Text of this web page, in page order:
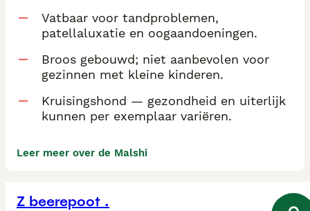
Vatbaar voor tandproblemen,
patellaluxatie en oogaandoeningen.
Broos gebouwd; niet aanbevolen voor
gezinnen met kleine kinderen.
Kruisingshond — gezondheid en uiterlijk
kunnen per exemplaar variëren.
Leer meer over de Malshi
Z beerepoot .